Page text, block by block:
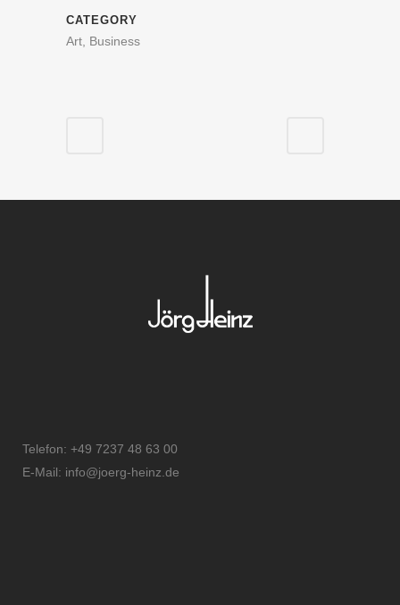
CATEGORY
Art, Business
Telefon: +49 7237 48 63 00
E-Mail: info@joerg-heinz.de